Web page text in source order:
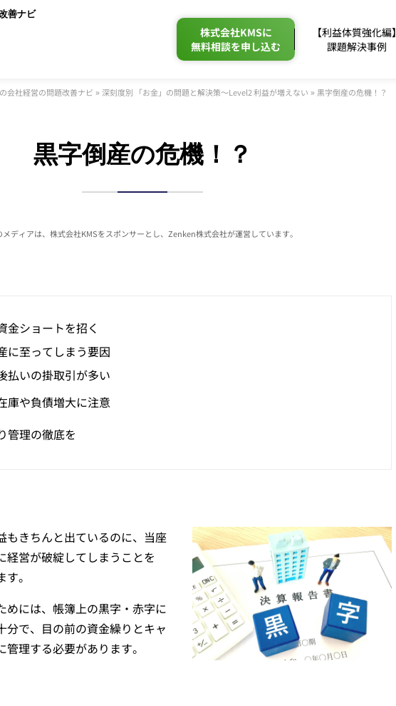
善ナビ
株式会社KMSに
無料相談を申し込む
【利益体質強化編】
課題解決事例
会社経営の問題改善ナビ »深刻度別 「お金」の問題と解決策～Level2 利益が増えない » 黒字倒産の危機！？
黒字倒産の危機！？
メディアは、株式会社KMSをスポンサーとし、 Zenken株式会社が運営しています。
金ショートを招く
に至ってしまう要因
払いの掛取引が多い
庫や負債増大に注意
管理の徹底を
もきちんと出ているのに、当座
経営が破綻してしまうことを
。
めには、帳簿上の黒字・赤字に
分で、目の前の資金繰りとキャ
理する必要があります。